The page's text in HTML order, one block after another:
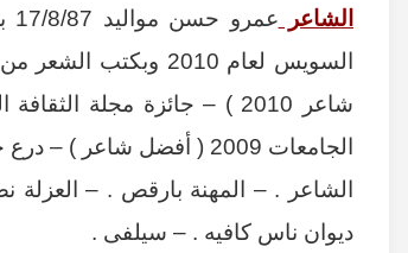
الشاعر
الشاعر . – المهنة بارقص . –
ديوان ناس كافيه . – سيلفى .